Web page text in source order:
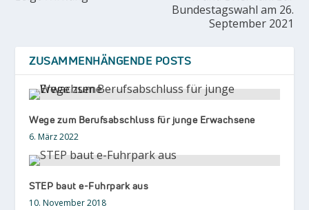
Bundestagswahl am 26.
September 2021
ZUSAMMENHÄNGENDE POSTS
Wege zum Berufsabschluss für junge Erwachsene
6. März 2022
STEP baut e-Fuhrpark aus
10. November 2018